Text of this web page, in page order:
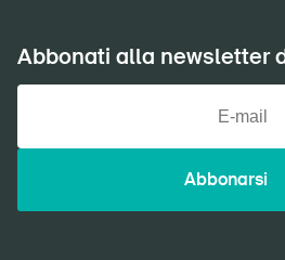
Abbonati alla newsletter
Abbonarsi